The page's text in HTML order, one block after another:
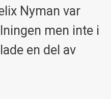
Nyman var
men inte i
en del av